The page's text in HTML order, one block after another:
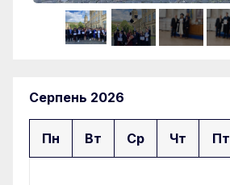
Серпень 2026
Пн Вт Ср Чт Пт